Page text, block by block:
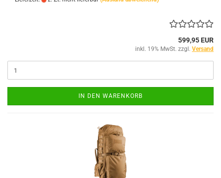
599,95 EUR
inkl. 19% MwSt. zzgl. Versand
IN DEN WARENKORB